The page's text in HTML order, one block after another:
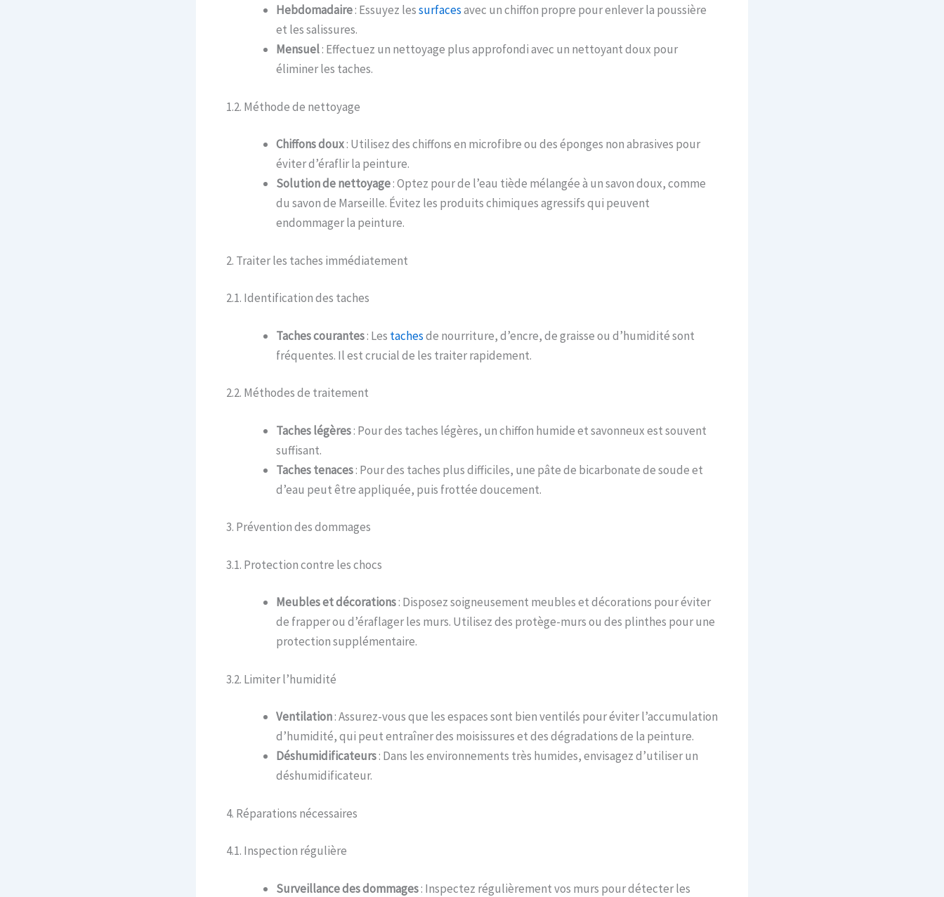
Hebdomadaire: Essuyez lessurfacesavec un chiffon propre pour enlever la poussière
et les salissures.
Mensuel: Effectuez un nettoyage plus approfondi avec un nettoyant doux pour
éliminer les taches.
1.2. Méthode de nettoyage
Chiffons doux: Utilisez des chiffons en microfibre ou des éponges non abrasives pour
éviter d’éraflir la peinture.
Solution de nettoyage: Optez pour de l’eau tiède mélangée à un savon doux, comme
du savon de Marseille. Évitez les produits chimiques agressifs qui peuvent
endommager la peinture.
2. Traiter les taches immédiatement
2.1. Identification des taches
Taches courantes: Les tachesde nourriture, d’encre, de graisse ou d’humidité sont
fréquentes. Il est crucial de les traiter rapidement.
2.2. Méthodes de traitement
Taches légères: Pour des taches légères, un chiffon humide et savonneux est souvent
suffisant.
Taches tenaces: Pour des taches plus difficiles, une pâte de bicarbonate de soude et
d’eau peut être appliquée, puis frottée doucement.
3. Prévention des dommages
3.1. Protection contre les chocs
Meubles et décorations: Disposez soigneusement meubles et décorations pour éviter
de frapper ou d’éraflager les murs. Utilisez des protège-murs ou des plinthes pour une
protection supplémentaire.
3.2. Limiter l’humidité
Ventilation: Assurez-vous que les espaces sont bien ventilés pour éviter l’accumulation
d’humidité, qui peut entraîner des moisissures et des dégradations de la peinture.
Déshumidificateurs: Dans les environnements très humides, envisagez d’utiliser un
déshumidificateur.
4. Réparations nécessaires
4.1. Inspection régulière
Surveillance des dommages: Inspectez régulièrement vos murs pour détecter les